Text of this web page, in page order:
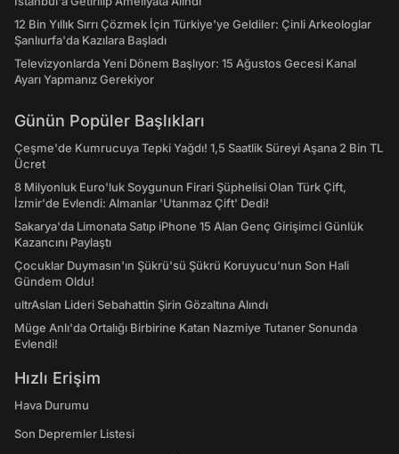
12 Bin Yıllık Sırrı Çözmek İçin Türkiye'ye Geldiler: Çinli Arkeologlar
Şanlıurfa'da Kazılara Başladı
Televizyonlarda Yeni Dönem Başlıyor: 15 Ağustos Gecesi Kanal
Ayarı Yapmanız Gerekiyor
Günün Popüler Başlıkları
Çeşme'de Kumrucuya Tepki Yağdı! 1,5 Saatlik Süreyi Aşana 2 Bin TL
Ücret
8 Milyonluk Euro'luk Soygunun Firari Şüphelisi Olan Türk Çift,
İzmir'de Evlendi: Almanlar 'Utanmaz Çift' Dedi!
Sakarya'da Limonata Satıp iPhone 15 Alan Genç Girişimci Günlük
Kazancını Paylaştı
Çocuklar Duymasın'ın Şükrü'sü Şükrü Koruyucu'nun Son Hali
Gündem Oldu!
ultrAslan Lideri Sebahattin Şirin Gözaltına Alındı
Müge Anlı'da Ortalığı Birbirine Katan Nazmiye Tutaner Sonunda
Evlendi!
Hızlı Erişim
Hava Durumu
Son Depremler Listesi